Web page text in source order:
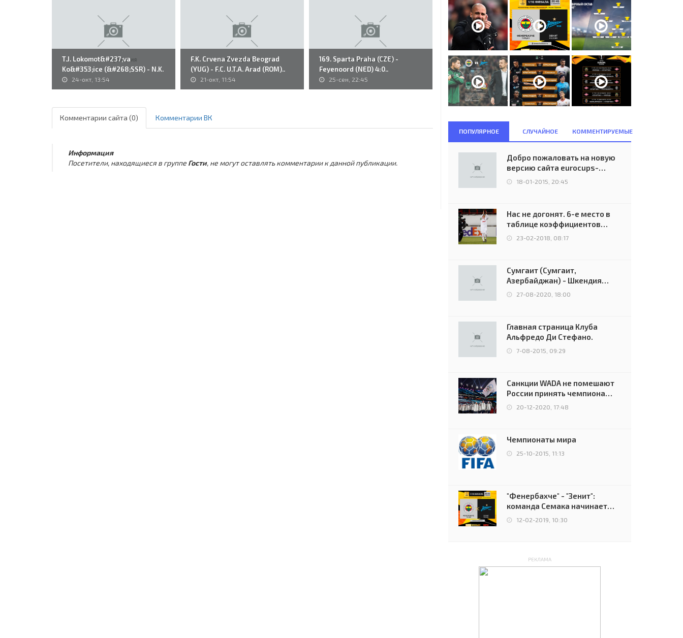
T.J. Lokomot&#237;va
Ko&#353;ice (&#268;SSR) - N.K.
Rijeka..
24-окт, 13:54
F.K. Crvena Zvezda Beograd
(YUG) - F.C. U.T.A. Arad (ROM)..
21-окт, 11:54
169. Sparta Praha (CZE) -
Feyenoord (NED) 4:0..
25-сен, 22:45
Castilla C.F. Madrid (ESP) - West
Ham United F.C. London..
17-сен, 12:52
262. FC Utrecht (NED) - Celtic FC
(SCO) 4:0..
26-авг, 22:30
Комментарии сайта (0) Комментарии ВК
Информация
Посетители, находящиеся в группе Гости, не могут оставлять комментарии к данной публикации.
ПОПУЛЯРНОЕ СЛУЧАЙНОЕ КОММЕНТИРУЕМЫЕ
Добро пожаловать на новую
версию сайта eurocups-
uefa.ru
18-01-2015, 20:45
Нас не догонят. 6-е место в
таблице коэффициентов
УЕФА остаётся за Россией
23-02-2018, 08:17
Сумгаит (Сумгаит,
Азербайджан) - Шкендия
(Тетово, Северная
Македония) - 0:2 (0:0)
27-08-2020, 18:00
Главная страница Клуба
Альфредо Ди Стефано.
7-08-2015, 09:29
Санкции WADA не помешают
России принять чемпионат
Европы и финал Лиги
чемпионов.
20-12-2020, 17:48
Чемпионаты мира
25-10-2015, 11:13
"Фенербахче" - "Зенит":
команда Семака начинает
путь в плей-офф Лиги
12-02-2019, 10:30
РЕКЛАМА